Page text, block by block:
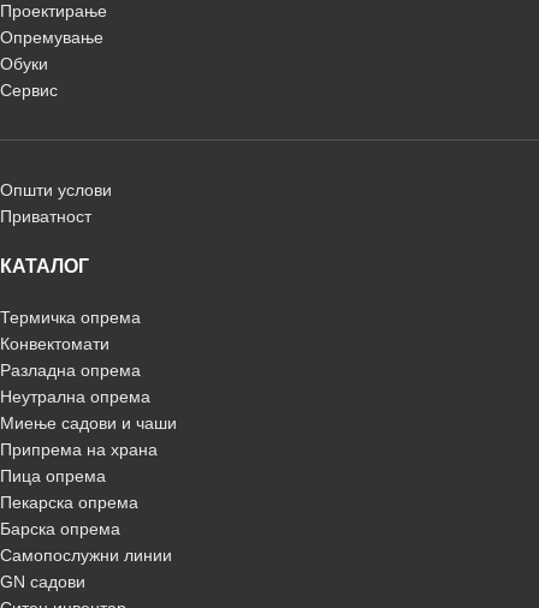
Проектирање
Опремување
Обуки
Сервис
Општи услови
Приватност
КАТАЛОГ
Термичка опрема
Конвектомати
Разладна опрема
Неутрална опрема
Миење садови и чаши
Припрема на храна
Пица опрема
Пекарска опрема
Барска опрема
Самопослужни линии
GN садови